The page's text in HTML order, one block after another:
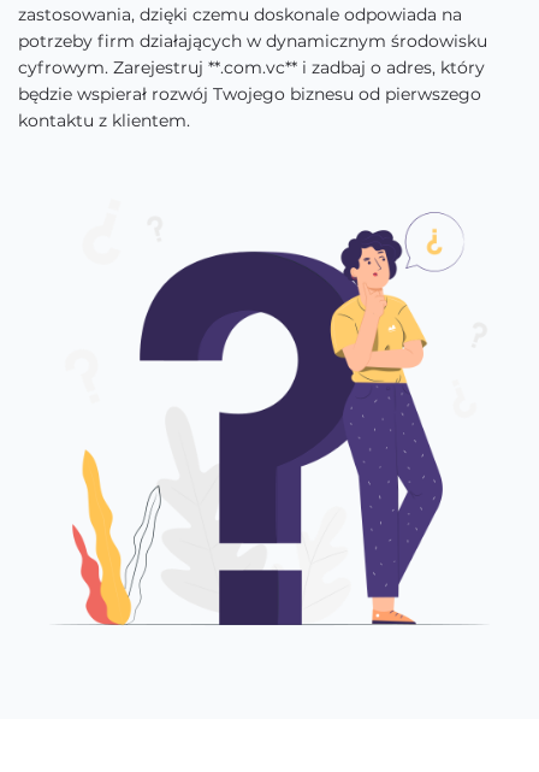
zastosowania, dzięki czemu doskonale odpowiada na
potrzeby firm działających w dynamicznym środowisku
cyfrowym. Zarejestruj **.com.vc** i zadbaj o adres, który
będzie wspierał rozwój Twojego biznesu od pierwszego
kontaktu z klientem.